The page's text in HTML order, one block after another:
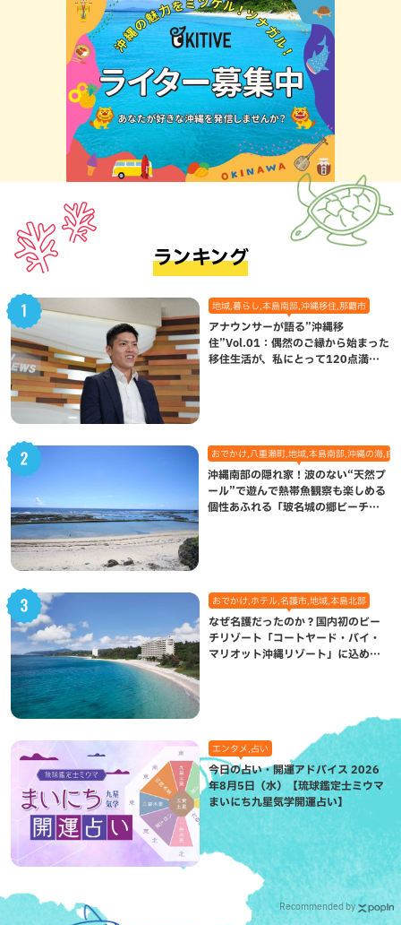
ランキング
地域,暮らし,本島南部,沖縄移住,那覇市
アナウンサーが語る”沖縄移
住”Vol.01：偶然のご縁から始まった
移住生活が、私にとって120点満点
おでかけ,八重瀬町,地域,本島南部,沖縄の海,自
沖縄南部の隠れ家！波のない“天然プ
ール”で遊んで熱帯魚観察も楽しめる
個性あふれる「玻名城の郷ビーチ」
おでかけ,ホテル,名護市,地域,本島北部
なぜ名護だったのか？国内初のビー
チリゾート「コートヤード・バイ・
マリオット沖縄リゾート」に込めら
エンタメ,占い
今日の占い・開運アドバイス 2026
年8月5日（水）【琉球鑑定士ミウマ
まいにち九星気学開運占い】
Recommended by